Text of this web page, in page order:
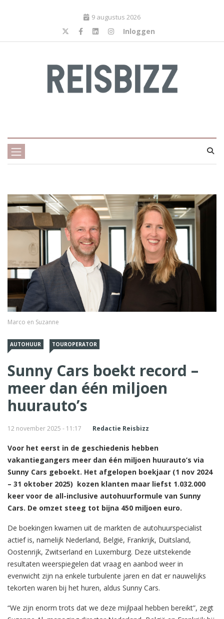
9 augustus 2026
Inloggen
Marco en Suzanne
AUTOHUUR TOUROPERATOR
Sunny Cars boekt record –
meer dan één miljoen
huurauto’s
12 november 2025 - 11:17 Redactie Reisbizz
Voor het eerst in de geschiedenis hebben
vakantiegangers meer dan één miljoen huurauto’s via
Sunny Cars geboekt. Het afgelopen boekjaar (1 nov 2024
– 31 oktober 2025) kozen klanten maar liefst 1.032.000
keer voor de all-inclusive autohuurformule van Sunny
Cars. De omzet steeg tot bijna 450 miljoen euro.
De boekingen kwamen uit de markten de autohuurspecialist
actief is, namelijk Nederland, België, Frankrijk, Duitsland,
Oostenrijk, Zwitserland en Luxemburg. Deze uitstekende
resultaten weerspiegelen dat vraag en aanbod weer in
evenwicht zijn na enkele turbulente jaren en dat er nauwelijks
tekorten waren bij het huren, aldus Sunny Cars.
“We zijn enorm trots dat we deze mijlpaal hebben bereikt”, zegt